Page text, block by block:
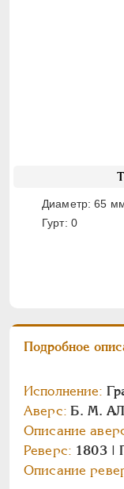
Диаметр: 65
Гурт: 0
Подробное
Исполнение:
Аверс: Б. М.
Описание
Реверс: 1803 |
Описание